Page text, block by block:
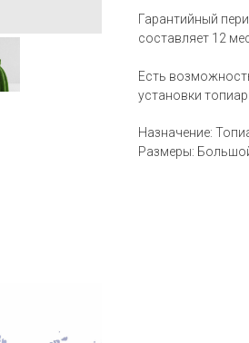
Гарантийный
составляет 12
Есть
установки
Назначение:
Размеры: